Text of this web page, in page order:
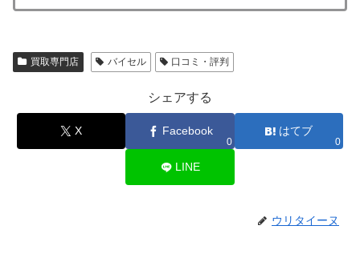
買取専門店 バイセル 口コミ・評判
シェアする
X Facebook
0
はてブ
0
LINE
ウリタイーヌ